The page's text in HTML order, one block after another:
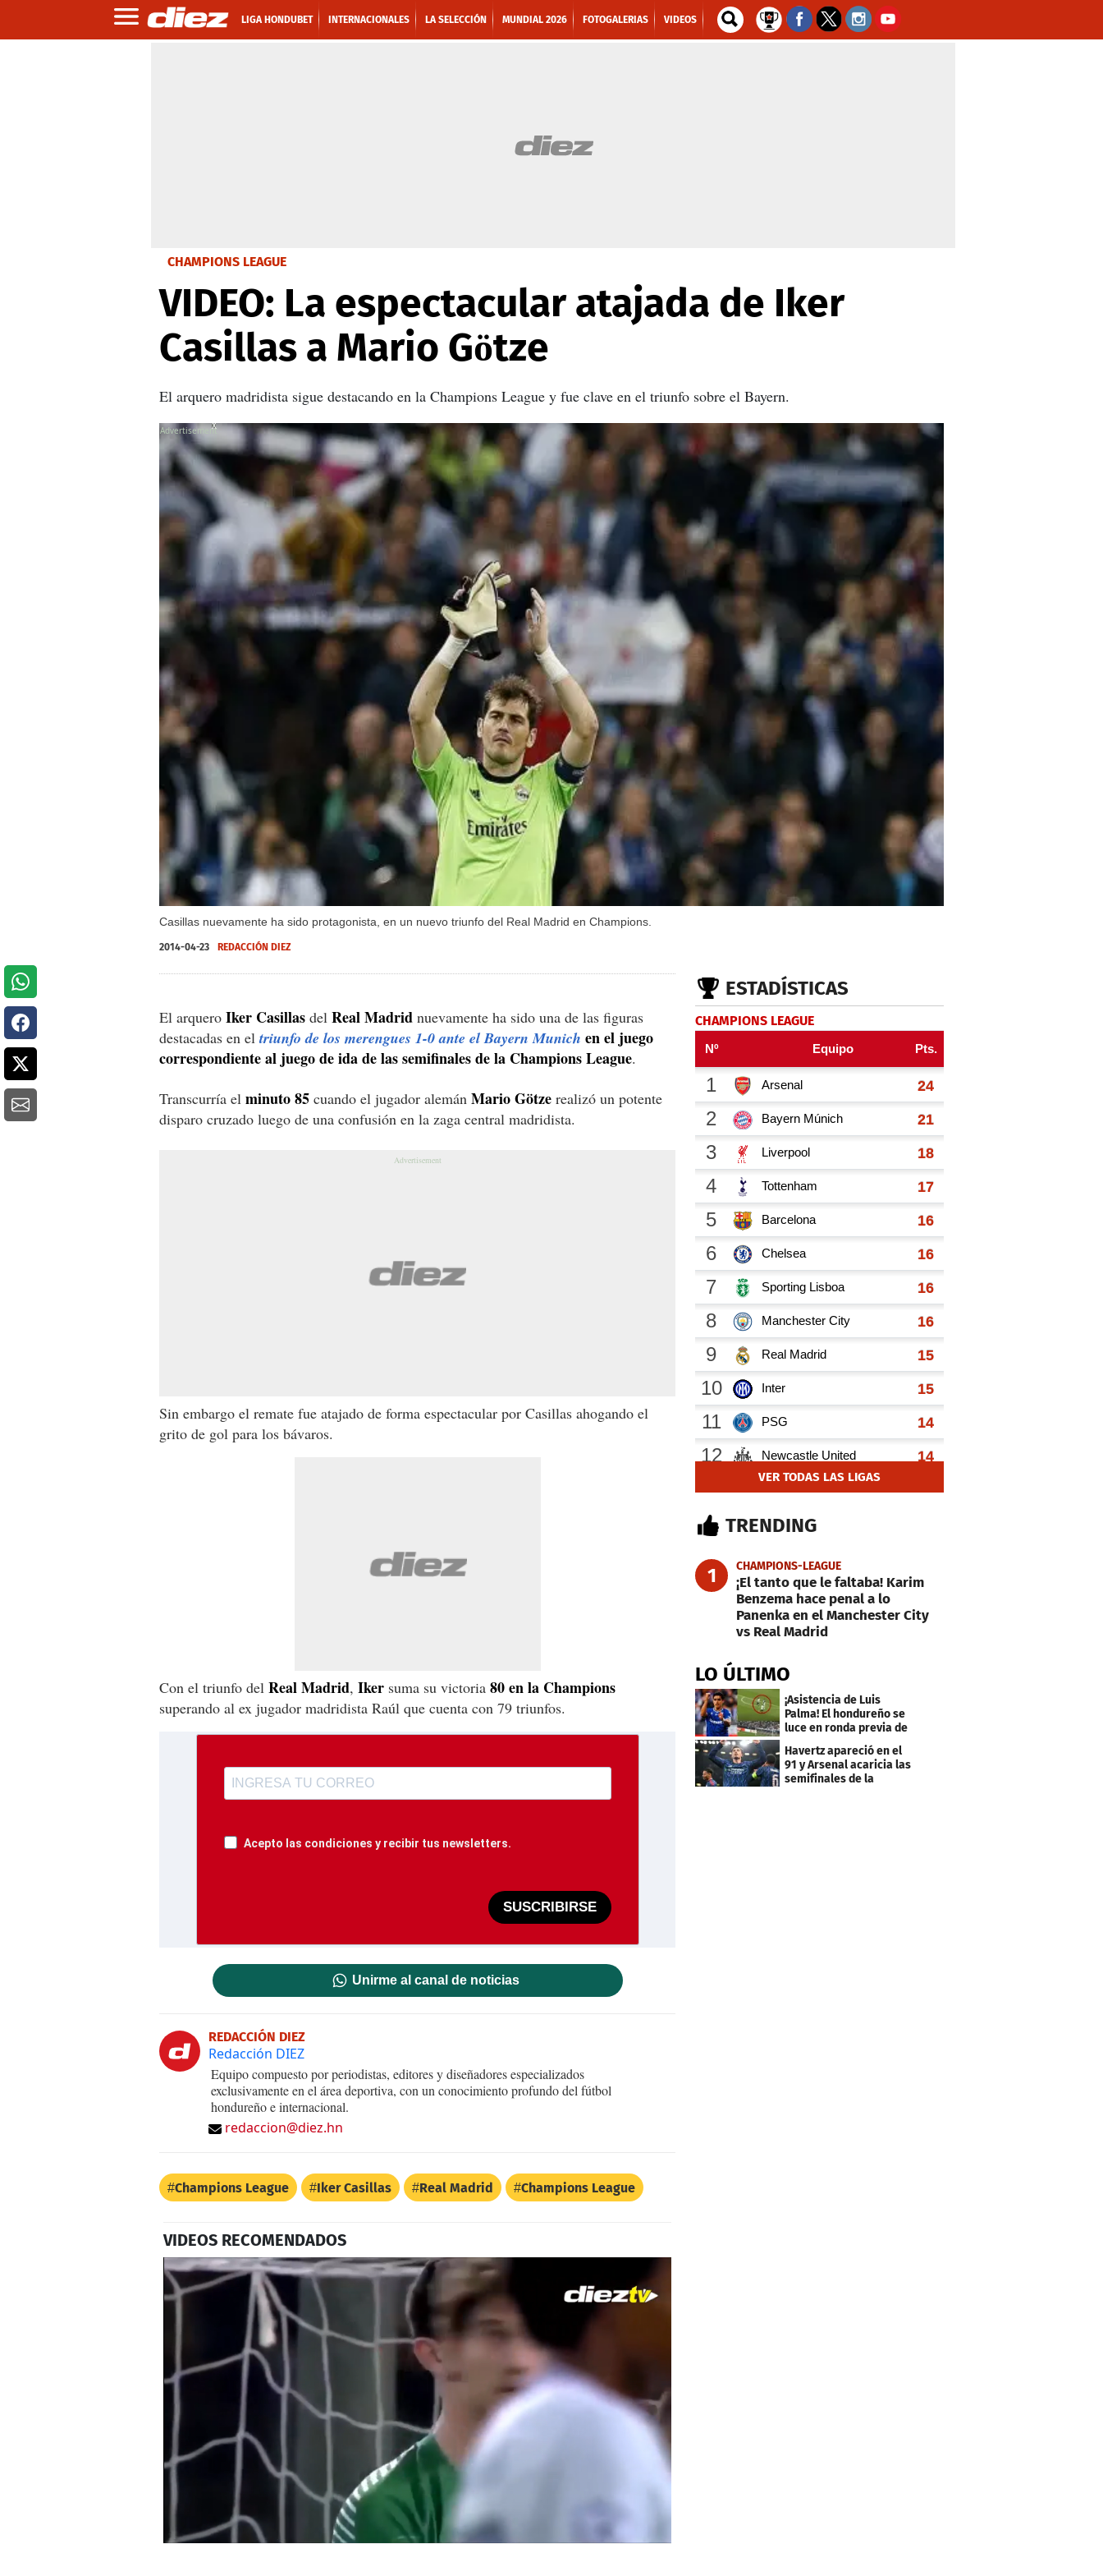
LIGA HONDUBET INTERNACIONALES LA SELECCIÓN MUNDIAL 2026 FOTOGALERIAS VIDEOS
CHAMPIONS LEAGUE
VIDEO: La espectacular atajada de Iker
Casillas a Mario Götze
El arquero madridista sigue destacando en la Champions League y fue clave en el triunfo sobre el Bayern.
Casillas nuevamente ha sido protagonista, en un nuevo triunfo del Real Madrid en Champions.
X
2014-04-23 REDACCIÓN DIEZ
El arquero Iker Casillas del Real Madrid nuevamente ha sido una de las figuras
destacadas en eltriunfo de los merengues 1-0 ante el Bayern Munich en el juego
correspondiente al juego de ida de las semifinales de la Champions League.
Transcurría el minuto 85 cuando el jugador alemán Mario Götze realizó un potente
disparo cruzado luego de una confusión en la zaga central madridista.
Sin embargo el remate fue atajado de forma espectacular por Casillas ahogando el
grito de gol para los bávaros.
Con el triunfo del Real Madrid, Iker suma su victoria 80 en la Champions
superando al ex jugador madridista Raúl que cuenta con 79 triunfos.
Acepto las condiciones y recibir tus newsletters.
SUSCRIBIRSE
Unirme al canal de noticias
REDACCIÓN DIEZ
Redacción DIEZ
Equipo compuesto por periodistas, editores y diseñadores especializados
exclusivamente en el área deportiva, con un conocimiento profundo del fútbol
hondureño e internacional.
redaccion@diez.hn
Champions League Iker Casillas Real Madrid Champions League
VIDEOS RECOMENDADOS
ESTADÍSTICAS
CHAMPIONS LEAGUE
VER TODAS LAS LIGAS
TRENDING
1 CHAMPIONS-LEAGUE
¡El tanto que le faltaba! Karim
Benzema hace penal a lo
Panenka en el Manchester City
vs Real Madrid
LO ÚLTIMO
¡Asistencia de Luis
Palma! El hondureño se
luce en ronda previa de
Havertz apareció en el
91 y Arsenal acaricia las
semifinales de la